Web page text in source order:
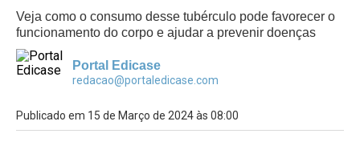
Veja como o consumo desse tubérculo pode favorecer o
funcionamento do corpo e ajudar a prevenir doenças
Portal Edicase
redacao@portaledicase.com
Publicado em 15 de Março de 2024 às 08:00